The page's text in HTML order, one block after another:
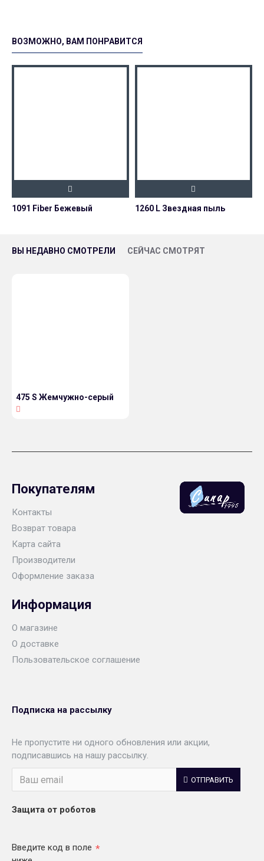
ВОЗМОЖНО, ВАМ ПОНРАВИТСЯ
1091 Fiber Бежевый 1260 L Звездная пыль
ВЫ НЕДАВНО СМОТРЕЛИ СЕЙЧАС СМОТРЯТ
475 S Жемчужно-серый
Покупателям
Контакты
Возврат товара
Карта сайта
Производители
Оформление заказа
Информация
О магазине
О доставке
Пользовательское соглашение
Подписка на рассылку
Не пропустите ни одного обновления или акции,
подписавшись на нашу рассылку.
ОТПРАВИТЬ
Защита от роботов
Введите код в поле